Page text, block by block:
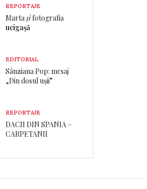
REPORTAJE
Martașifotografia
ucigașă
EDITORIAL
Sânziana Pop: mesaj
„Din dosul ușii”
REPORTAJE
DACII DIN SPANIA –
CARPETANII